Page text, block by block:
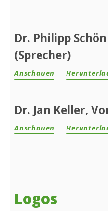
Dr. Philipp
(Sprecher)
Anschauen
Dr. Jan Keller,
Anschauen
Logos